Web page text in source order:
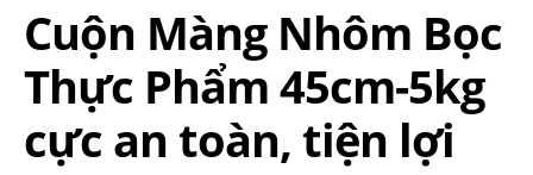
Cuộn Màng Nhôm Bọc
Thực Phẩm 45cm-5kg
cực an toàn, tiện lợi